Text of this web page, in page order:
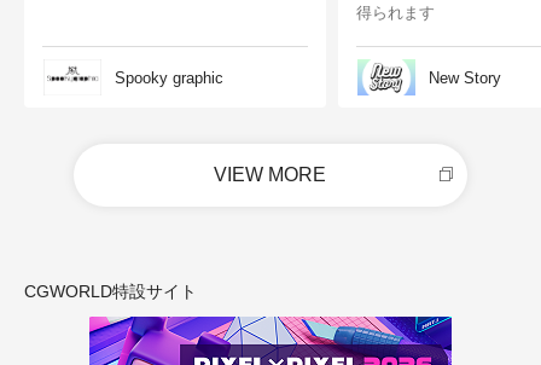
Spooky graphic
得られます
New Story
VIEW MORE
CGWORLD特設サイト